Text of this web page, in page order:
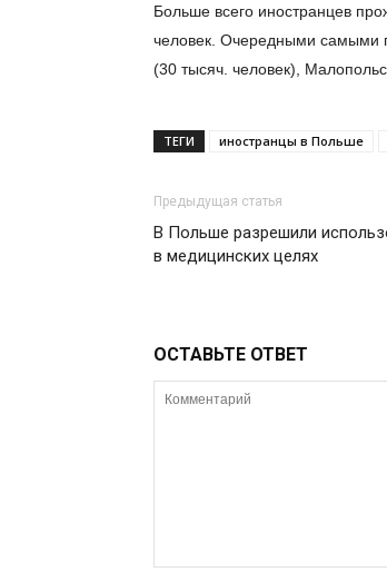
Больше всего иностранцев
человек. Очередными самыми
(30 тысяч. человек),
ТЕГИ иностранцы в Польше
Предыдущая статья
В Польше разрешили
в медицинских целях
ОСТАВЬТЕ ОТВЕТ